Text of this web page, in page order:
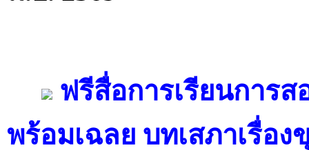
ฟรีสื่อการเรียนการ
พร้อมเฉลย บทเสภาเรื่อ